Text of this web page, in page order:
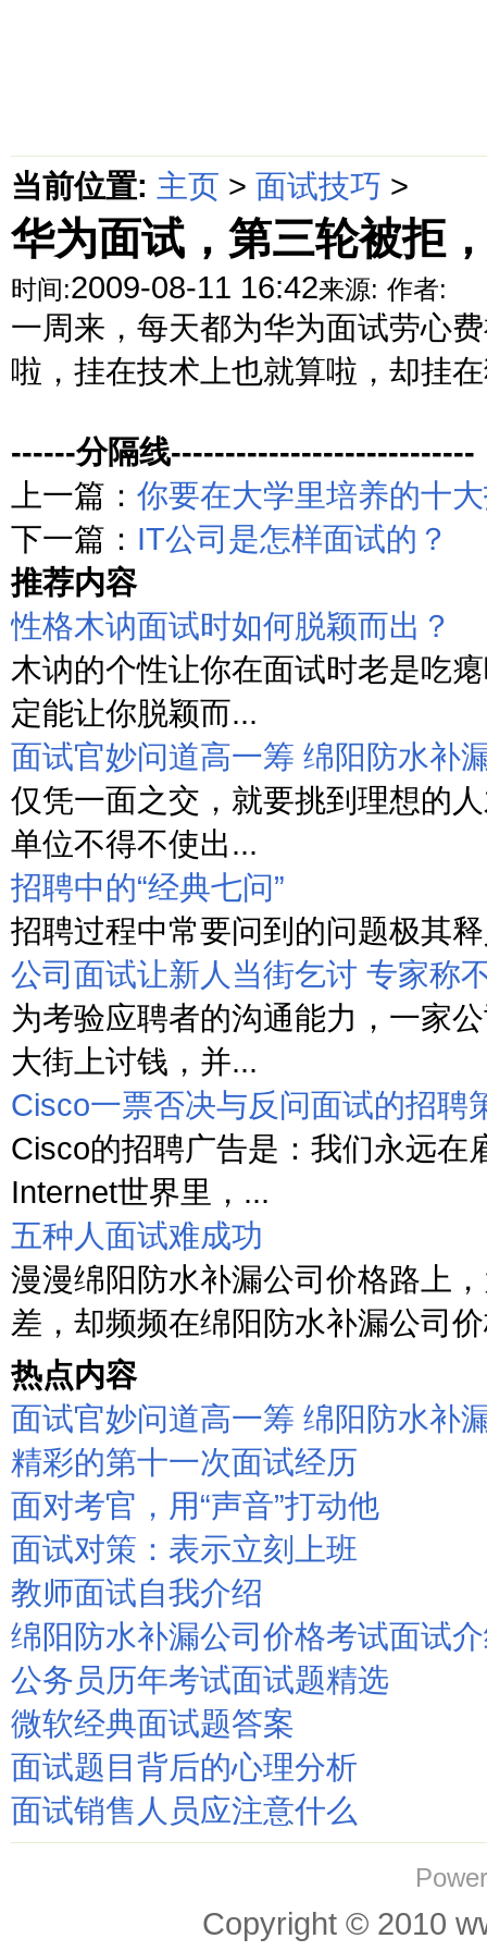
当前位置: 主页 > 面试技巧 >
华为面试，第三轮被拒
时间:2009-08-11 16:42来源: 作者:
一周来，每天都为华为面试劳心
啦，挂在技术上也就算啦，却挂
------分隔线----------------------------
上一篇： 你要在大学里培养的十
下一篇： IT公司是怎样面试的？
推荐内容
性格木讷面试时如何脱颖而出？
木讷的个性让你在面试时老是吃
定能让你脱颖而...
面试官妙问道高一筹 绵阳防水补
仅凭一面之交，就要挑到理想的
单位不得不使出...
招聘中的“经典七问”
招聘过程中常要问到的问题极其
公司面试让新人当街乞讨 专家称
为考验应聘者的沟通能力，一家
大街上讨钱，并...
Cisco一票否决与反问面试的招聘
Cisco的招聘广告是：我们永远在
Internet世界里，...
五种人面试难成功
漫漫绵阳防水补漏公司价格路上
差，却频频在绵阳防水补漏公司
热点内容
面试官妙问道高一筹 绵阳防水补
精彩的第十一次面试经历
面对考官，用“声音”打动他
面试对策：表示立刻上班
教师面试自我介绍
绵阳防水补漏公司价格考试面试
公务员历年考试面试题精选
微软经典面试题答案
面试题目背后的心理分析
面试销售人员应注意什么
Copyright © 2010